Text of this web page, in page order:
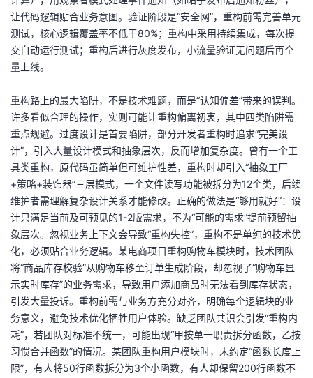
让代码逻辑贴合业务意图。验证阶段是“安全网”，重构前需完善单元
测试，核心逻辑覆盖率不低于80%；重构中采用持续集成，每次提
交自动运行测试；重构后进行灰度发布，小流量验证无问题后再全
量上线。
重构路上的最大陷阱，不是技术难题，而是“认知偏差”带来的误判。
许多看似合理的操作，实则可能让重构偏离初衷，其中四类陷阱需
重点规避。过度设计是首要陷阱，部分开发者重构时追求“完美设
计”，引入大量设计模式和抽象层次，反而增加复杂度。曾有一个工
具类重构，原代码虽简单但可维护性差，重构时却引入“抽象工厂
+策略+装饰器”三层模式，一个文件读写功能被拆分为12个类，后续
维护者需理解复杂设计关系才能修改。正确的做法是“够用就好”：设
计只满足当前及可预见的1-2版需求，不为“可能的需求”提前预留抽
象层次。忽视业务上下文会导致“重构失控”，重构不是单纯的技术优
化，必须贴合业务逻辑。某电商项目重构购物车模块时，技术团队
将“商品库存校验”从购物车移至订单生成阶段，却忽视了“购物车显
示实时库存”的业务需求，导致用户添加商品时无法看到库存状态，
引发大量投诉。重构前需与业务方充分对齐，明确每个逻辑块的业
务意义，避免技术优化牺牲用户体验。缺乏团队共识会引发“重构内
耗”，若团队对标准不统一，可能出现“甲按单一职责拆分函数，乙按
习惯合并函数”的情况。某团队重构用户模块时，未约定“函数长度上
限”，有人将50行函数拆分为3个小函数，有人却保留200行函数不